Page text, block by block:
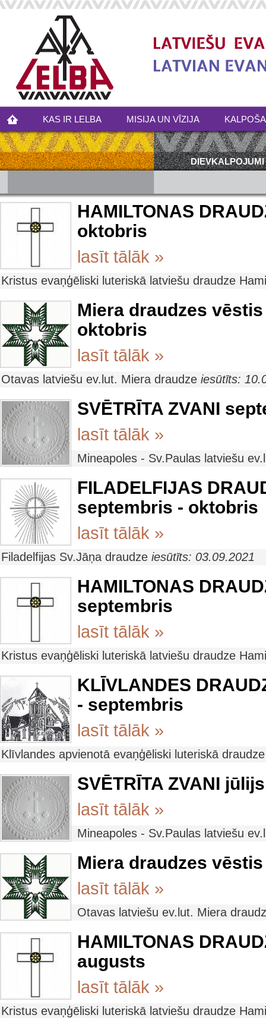
KAS IR LELBA MISIJA UN VĪZIJA
DIEVKALPOJUMI
HAMILTONAS
oktobris
lasīt tālāk »
Kristus evaņģēliski luteriskā latviešu draudze
Miera draudzes
oktobris
lasīt tālāk »
Otavas latviešu ev.lut. Miera draudze iesūtīts:
SVĒTRĪTA ZVANI
lasīt tālāk »
Mineapoles - Sv.Paulas latviešu
FILADELFIJAS
septembris - oktobris
lasīt tālāk »
Filadelfijas Sv.Jāņa draudze iesūtīts: 03.09.2021
HAMILTONAS
septembris
lasīt tālāk »
Kristus evaņģēliski luteriskā latviešu draudze
KLĪVLANDES
- septembris
lasīt tālāk »
Klīvlandes apvienotā evaņģēliski luteriskā
SVĒTRĪTA ZVANI
lasīt tālāk »
Mineapoles - Sv.Paulas latviešu
Miera draudzes
lasīt tālāk »
Otavas latviešu ev.lut. Miera
HAMILTONAS
augusts
lasīt tālāk »
Kristus evaņģēliski luteriskā latviešu draudze